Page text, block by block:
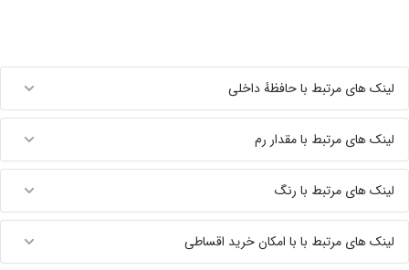
لینک های مرتبط با حافظهٔ داخلی
لینک های مرتبط با مقدار رم
لینک های مرتبط با رنگ
لینک های مرتبط با با امکان خرید اقساطی